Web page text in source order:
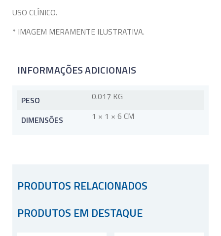
USO CLÍNICO.
* IMAGEM MERAMENTE ILUSTRATIVA.
INFORMAÇÕES ADICIONAIS
PESO
0.017 KG
DIMENSÕES
1 × 1 × 6 CM
PRODUTOS RELACIONADOS
PRODUTOS EM DESTAQUE